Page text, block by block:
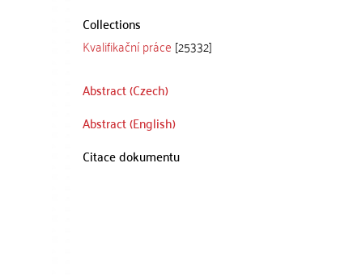
Collections
Kvalifikační práce [25332]
Abstract (Czech)
Abstract (English)
Citace dokumentu